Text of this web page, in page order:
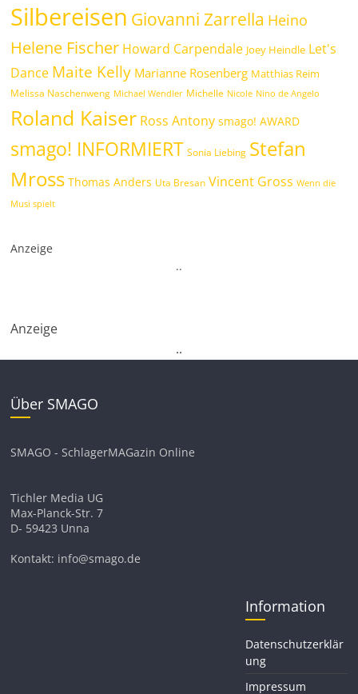
Silbereisen Giovanni Zarrella Heino
Helene Fischer Howard Carpendale Joey Heindle Let's
Dance Maite Kelly Marianne Rosenberg Matthias Reim
Melissa Naschenweng Michael Wendler Michelle Nicole Nino de Angelo
Roland Kaiser Ross Antony smago! AWARD
smago! INFORMIERT Sonia Liebing Stefan
Mross Thomas Anders Uta Bresan Vincent Gross Wenn die
Musi spielt
Anzeige
..
Anzeige
..
Über SMAGO
SMAGO - SchlagerMAGazin Online
Tichler Media UG
Max-Planck-Str. 7
D- 59423 Unna
Kontakt: info@smago.de
Information
Datenschutzerklär
ung
Impressum